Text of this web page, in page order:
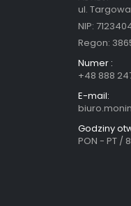
ul.
NIP:
Regon:
Numer :
+48 888
E-mail:
Godziny
PON - PT /